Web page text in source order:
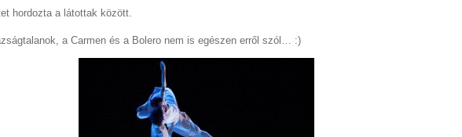
hordozta a látottak között.
a Carmen és a Bolero nem is egészen erről szól… :)